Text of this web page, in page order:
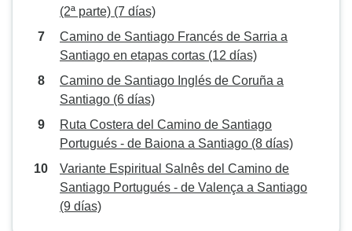
(2ª parte) (7 días)
Camino de Santiago Francés de Sarria a
Santiago en etapas cortas (12 días)
Camino de Santiago Inglés de Coruña a
Santiago (6 días)
Ruta Costera del Camino de Santiago
Portugués - de Baiona a Santiago (8 días)
Variante Espiritual Salnês del Camino de
Santiago Portugués - de Valença a Santiago
(9 días)